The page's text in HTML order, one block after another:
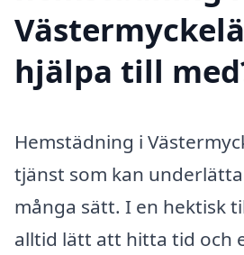
hjälpa till
Hemstädning i
tjänst som kan
många sätt. I en hektisk
alltid lätt att hitta tid och